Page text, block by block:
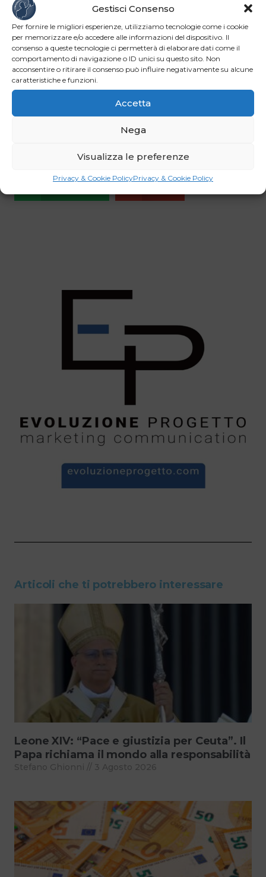
Gestisci Consenso
Per fornire le migliori esperienze, utilizziamo tecnologie come i cookie
per memorizzare e/o accedere alle informazioni del dispositivo. Il
consenso a queste tecnologie ci permetterà di elaborare dati come il
comportamento di navigazione o ID unici su questo sito. Non
acconsentire o ritirare il consenso può influire negativamente su alcune
caratteristiche e funzioni.
Accetta
Nega
Visualizza le preferenze
Privacy & Cookie PolicyPrivacy & Cookie Policy
sano e prevenire malattie croniche legate
all’alimentazione. Soprattutto, ridurre il consumo di cibi
ultra-processati potrebbe portare a una significativa
diminuzione di 688 mila malattie croniche in Italia entro
il 2050, con conseguenti risparmi per il sistema sanitario
nazionale stimati a circa 7 miliardi di euro (da qui al
Facebook LinkedIn
Articoli che ti potrebbero interessare
Leone XIV: “Pace e giustizia per Ceuta”. Il
Papa richiama il mondo alla responsabilità
Stefano Ghionni 3 Agosto 2026